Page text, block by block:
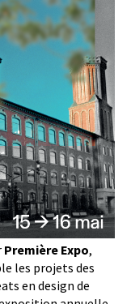
Première Expo,
les projets des
en design de